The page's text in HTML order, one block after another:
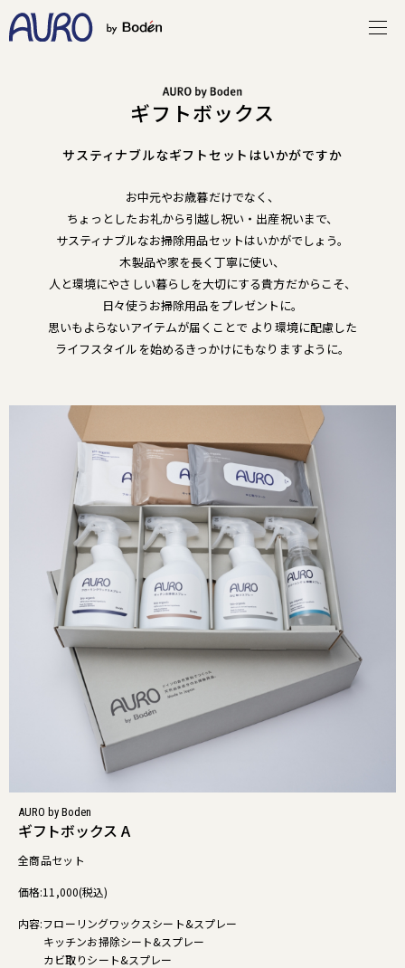
ギフトボックス
サスティナブルなギフトセットはいかがですか
お中元やお歳暮だけでなく、
ちょっとしたお礼から引越し祝い・出産祝いまで、
サスティナブルなお掃除用品セットはいかがでしょう。
木製品や家を長く丁寧に使い、
人と環境にやさしい暮らしを大切にする貴方だからこそ、
日々使うお掃除用品をプレゼントに。
思いもよらないアイテムが届くことで より環境に配慮した
ライフスタイルを始めるきっかけにもなりますように。
AURO by Boden
ギフトボックス A
全商品セット
価格:11,000(税込)
内容:フローリングワックスシート&スプレー
キッチンお掃除シート&スプレー
カビ取りシート&スプレー